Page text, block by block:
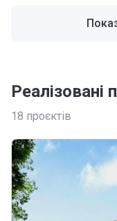
Реалізовані
18 проєктів